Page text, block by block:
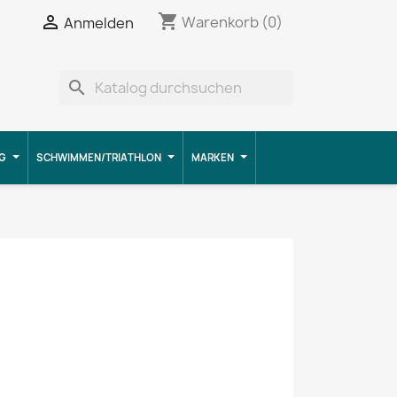
 Anmelden shopping_cart Warenkorb (0)
search
SCHWIMMEN/TRIATHLON MARKEN